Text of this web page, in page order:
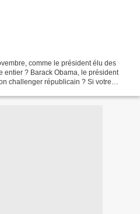
comme le président élu des
entier ? Barack Obama, le président
challenger républicain ? Si votre